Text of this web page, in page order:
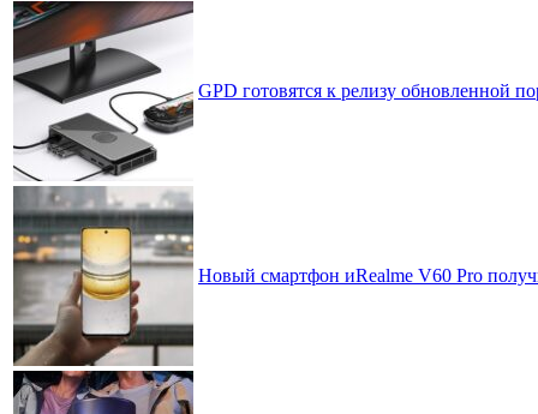
GPD готовятся к релизу обновленной
Новый смартфон иRealme V60 Pro